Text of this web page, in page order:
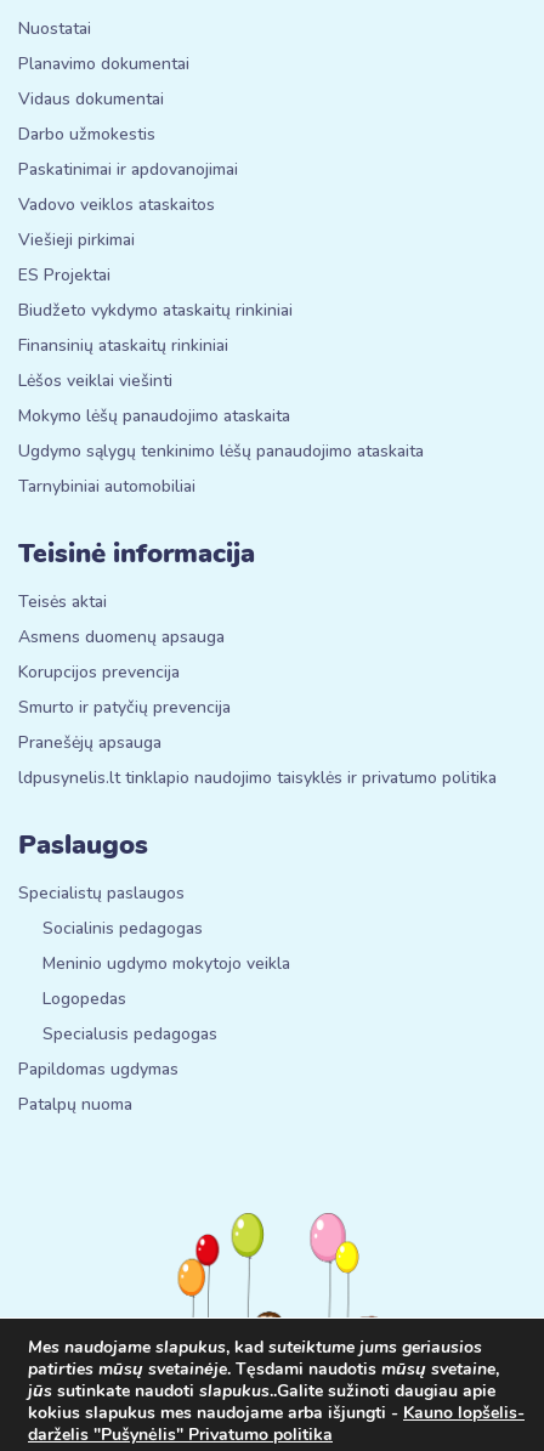
Nuostatai
Planavimo dokumentai
Vidaus dokumentai
Darbo užmokestis
Paskatinimai ir apdovanojimai
Vadovo veiklos ataskaitos
Viešieji pirkimai
ES Projektai
Biudžeto vykdymo ataskaitų rinkiniai
Finansinių ataskaitų rinkiniai
Lėšos veiklai viešinti
Mokymo lėšų panaudojimo ataskaita
Ugdymo sąlygų tenkinimo lėšų panaudojimo ataskaita
Tarnybiniai automobiliai
Teisinė informacija
Teisės aktai
Asmens duomenų apsauga
Korupcijos prevencija
Smurto ir patyčių prevencija
Pranešėjų apsauga
ldpusynelis.lt tinklapio naudojimo taisyklės ir privatumo politika
Paslaugos
Specialistų paslaugos
Socialinis pedagogas
Meninio ugdymo mokytojo veikla
Logopedas
Specialusis pedagogas
Papildomas ugdymas
Patalpų nuoma
© 2025www.ldpusynelis.ltVisos teisės saugomos. Interneto
Mes naudojame slapukus, kad suteiktume jums geriausios
patirties mūsų svetainėje. Tęsdami naudotis mūsų svetaine,
jūs sutinkate naudoti slapukus..Galite sužinoti daugiau apie
kokius slapukus mes naudojame arba išjungti - Kauno lopšelis-
darželis "Pušynėlis" Privatumo politika